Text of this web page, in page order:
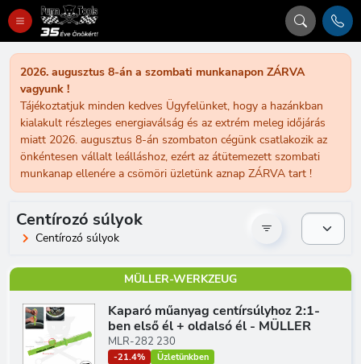
2026. augusztus 8-án a szombati munkanapon ZÁRVA
vagyunk !
Tájékoztatjuk minden kedves Ügyfelünket, hogy a hazánkban
kialakult részleges energiaválság és az extrém meleg időjárás
miatt 2026. augusztus 8-án szombaton cégünk csatlakozik az
önkéntesen vállalt leálláshoz, ezért az átütemezett szombati
munkanap ellenére a csömöri üzletünk aznap ZÁRVA tart !
Centírozó súlyok
Centírozó súlyok
MÜLLER-WERKZEUG
Kaparó műanyag centírsúlyhoz 2:1-
ben első él + oldalsó él - MÜLLER
MLR-282 230
-21.4% Üzletünkben